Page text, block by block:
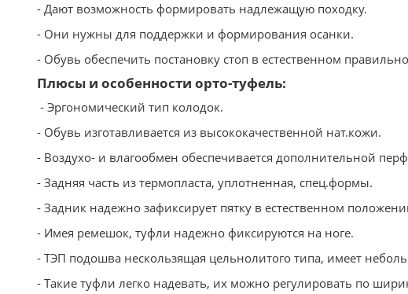
- Дают возможность формировать надлежащую походку.
- Они нужны для поддержки и формирования осанки.
- Обувь обеспечить постановку стоп в естественном
Плюсы и особенности орто-туфель:
- Эргономический тип колодок.
- Обувь изготавливается из высококачественной нат.кожи.
- Воздухо- и влагообмен обеспечивается дополнительной
- Задняя часть из термопласта, уплотненная, спец.формы.
- Задник надежно зафиксирует пятку в естественном
- Имея ремешок, туфли надежно фиксируются на ноге.
- ТЭП подошва нескользящая цельнолитого типа, имеет
- Такие туфли легко надевать, их можно регулировать по